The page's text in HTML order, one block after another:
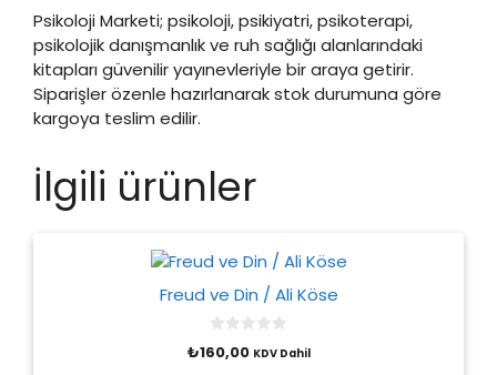
Psikoloji Marketi; psikoloji, psikiyatri, psikoterapi,
psikolojik danışmanlık ve ruh sağlığı alanlarındaki
kitapları güvenilir yayınevleriyle bir araya getirir.
Siparişler özenle hazırlanarak stok durumuna göre
kargoya teslim edilir.
İlgili ürünler
Freud ve Din / Ali Köse
o
₺160,00 KDV Dahil